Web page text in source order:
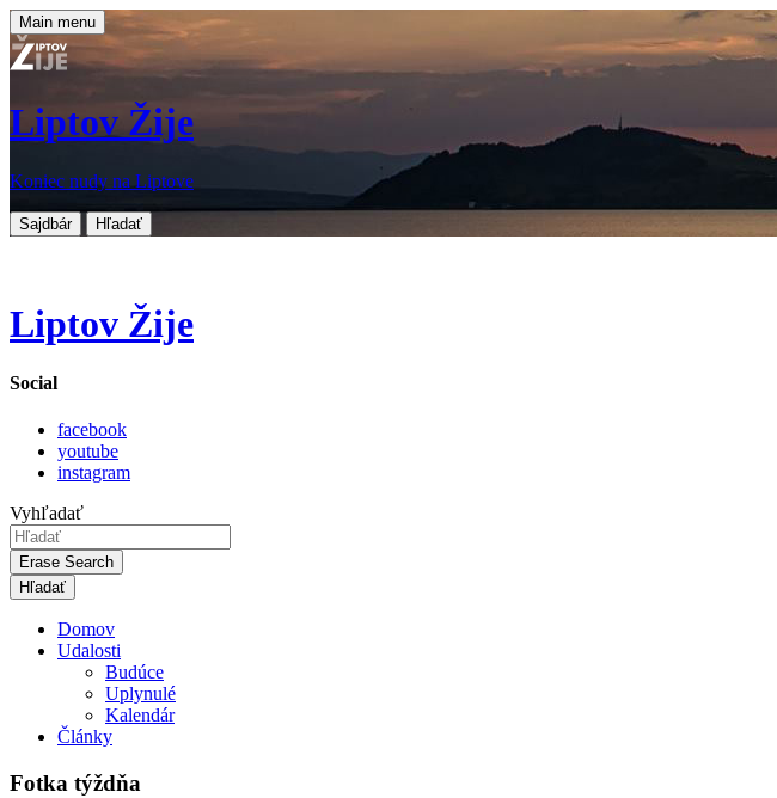
Main menu
Liptov Žije
Koniec nudy na Liptove
Sajdbár Hľadať
Liptov Žije
Social
facebook
youtube
instagram
Vyhľadať
Erase Search
Domov
Udalosti
Budúce
Uplynulé
Kalendár
Články
Fotka týždňa